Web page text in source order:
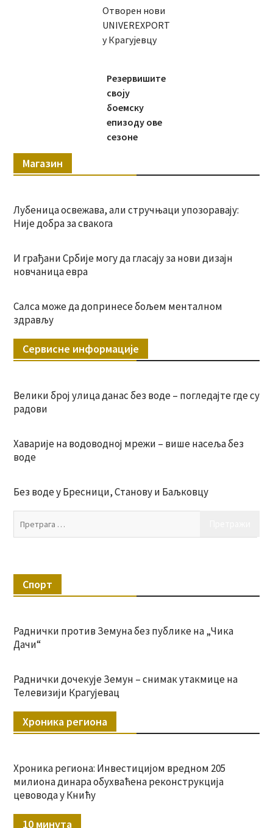
Отворен нови
UNIVEREXPORT
у Крагујевцу
Резервишите
своју
боемску
епизоду ове
сезоне
Магазин
Лубеница освежава, али стручњаци упозоравају:
Није добра за свакога
И грађани Србије могу да гласају за нови дизајн
новчаница евра
Салса може да допринесе бољем менталном
здрављу
Сервисне информације
Велики број улица данас без воде – погледајте где су
радови
Хаварије на водоводној мрежи – више насеља без
воде
Без воде у Бресници, Станову и Баљковцу
Спорт
Раднички против Земуна без публике на „Чика
Дачи“
Раднички дочекује Земун – снимак утакмице на
Телевизији Крагујевац
Хроника региона
Хроника региона: Инвестицијом вредном 205
милиона динара обухваћена реконструкција
цевовода у Книћу
10 минута